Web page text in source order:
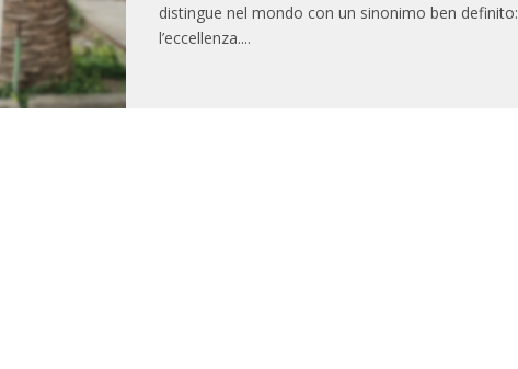
distingue nel mondo con un sinonimo ben definito:
l’eccellenza....